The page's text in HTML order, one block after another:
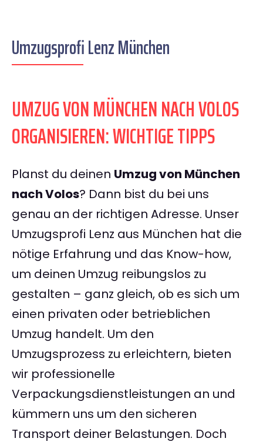
Umzugsprofi Lenz München
UMZUG VON MÜNCHEN NACH VOLOS
ORGANISIEREN: WICHTIGE TIPPS
Planst du deinen Umzug von München
nach Volos? Dann bist du bei uns
genau an der richtigen Adresse. Unser
Umzugsprofi Lenz aus München hat die
nötige Erfahrung und das Know-how,
um deinen Umzug reibungslos zu
gestalten – ganz gleich, ob es sich um
einen privaten oder betrieblichen
Umzug handelt. Um den
Umzugsprozess zu erleichtern, bieten
wir professionelle
Verpackungsdienstleistungen an und
kümmern uns um den sicheren
Transport deiner Belastungen. Doch